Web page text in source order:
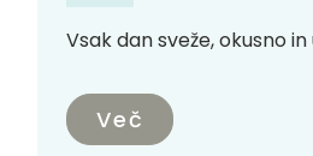
Vsak dan sveže, okusno
Več